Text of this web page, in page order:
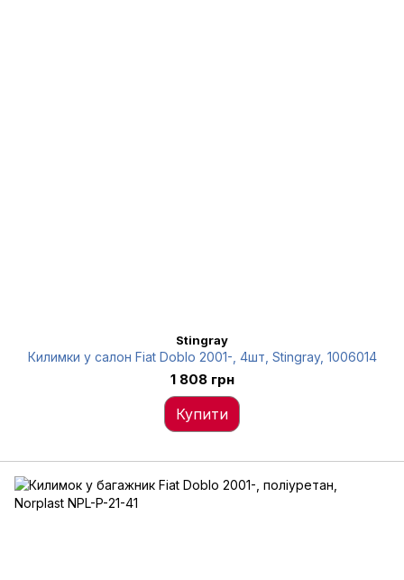
Stingray
Килимки у салон Fiat Doblo 2001-, 4шт, Stingray, 1006014
1 808 грн
Купити